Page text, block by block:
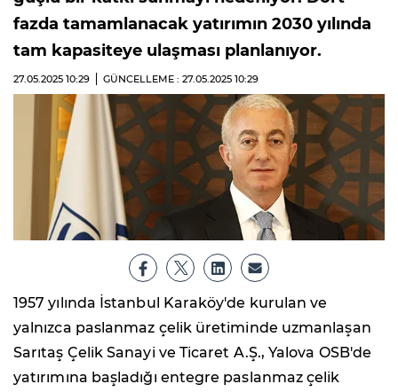
fazda tamamlanacak yatırımın 2030 yılında
tam kapasiteye ulaşması planlanıyor.
27.05.2025 10:29 GÜNCELLEME : 27.05.2025 10:29
1957 yılında İstanbul Karaköy'de kurulan ve
yalnızca paslanmaz çelik üretiminde uzmanlaşan
Sarıtaş Çelik Sanayi ve Ticaret A.Ş., Yalova OSB'de
yatırımına başladığı entegre paslanmaz çelik